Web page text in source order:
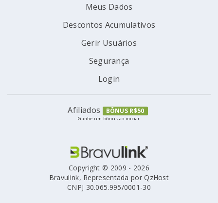
Meus Dados
Descontos Acumulativos
Gerir Usuários
Segurança
Login
Afiliados BÔNUS R$50
Ganhe um bônus ao iniciar
Copyright © 2009 - 2026
Bravulink, Representada por QzHost
CNPJ 30.065.995/0001-30